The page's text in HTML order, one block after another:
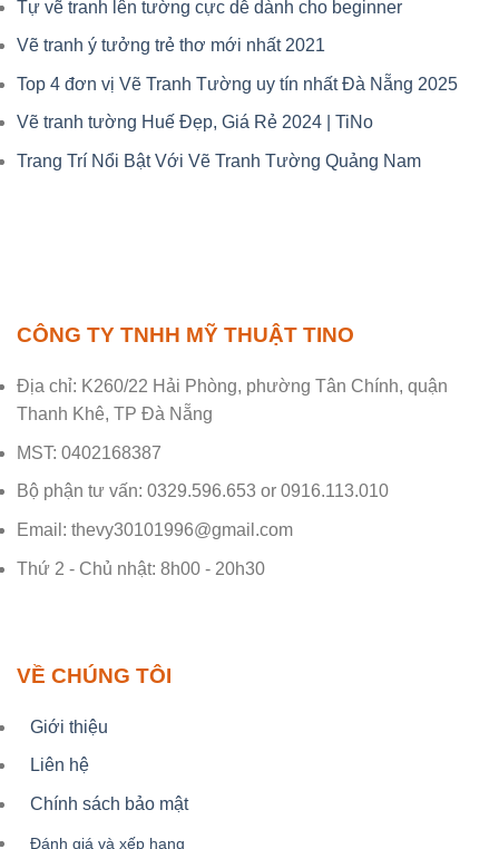
Tự vẽ tranh lên tường cực dễ dành cho beginner
Vẽ tranh ý tưởng trẻ thơ mới nhất 2021
Top 4 đơn vị Vẽ Tranh Tường uy tín nhất Đà Nẵng 2025
Vẽ tranh tường Huế Đẹp, Giá Rẻ 2024 | TiNo
Trang Trí Nổi Bật Với Vẽ Tranh Tường Quảng Nam
CÔNG TY TNHH MỸ THUẬT TINO
Địa chỉ: K260/22 Hải Phòng, phường Tân Chính, quận
Thanh Khê, TP Đà Nẵng
MST: 0402168387
Bộ phận tư vấn: 0329.596.653 or 0916.113.010
Email: thevy30101996@gmail.com
Thứ 2 - Chủ nhật: 8h00 - 20h30
VỀ CHÚNG TÔI
Giới thiệu
Liên hệ
Chính sách bảo mật
Đánh giá và xếp hạng